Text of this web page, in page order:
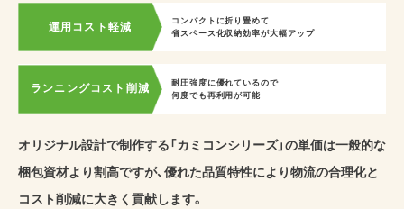
運用コスト軽減
コンパクトに折り畳めて
省スペース化収納効率が大幅アップ
ランニングコスト削減
耐圧強度に優れているので
何度でも再利用が可能
オリジナル設計で制作する「カミコンシリーズ」の単価は一般的な
梱包資材より割高ですが、優れた品質特性により物流の合理化と
コスト削減に大きく貢献します。